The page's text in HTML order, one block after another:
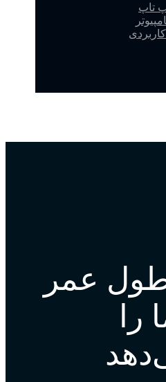
تاپ
طول عمر